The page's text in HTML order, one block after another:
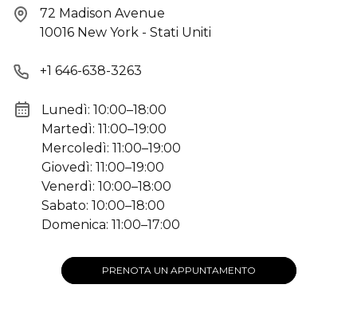
72 Madison Avenue
10016 New York - Stati Uniti
+1 646-638-3263
Lunedì: 10:00–18:00
Martedì: 11:00–19:00
Mercoledì: 11:00–19:00
Giovedì: 11:00–19:00
Venerdì: 10:00–18:00
Sabato: 10:00–18:00
Domenica: 11:00–17:00
PRENOTA UN APPUNTAMENTO